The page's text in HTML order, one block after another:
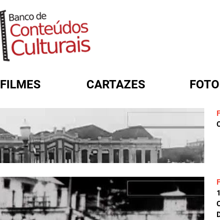
FILMES CARTAZES
FORMULÁRIO DE BUSCA